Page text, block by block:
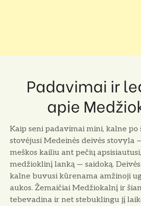
Padavimai ir
apie
Kaip seni padavimai mini, kalne
stovėjusi Medeinės deivės stovyla
meškos kailiu ant pečių
medžioklinį lanką — saidoką.
kalne buvusi kūrenama amžinoji
aukos. Žemaičiai Medžiokalnį ir
tebevadina ir net stebuklingu jį